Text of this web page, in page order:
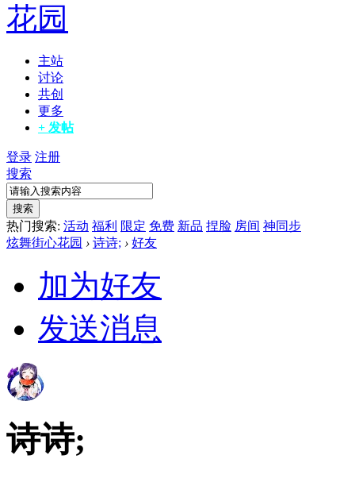
主站
讨论
共创
更多
+ 发帖
登录 注册
搜索
搜索
热门搜索: 活动 福利 限定 免费 新品 捏脸 房间 神同步
炫舞街心花园 › 诗诗; › 好友
加为好友
发送消息
诗诗;